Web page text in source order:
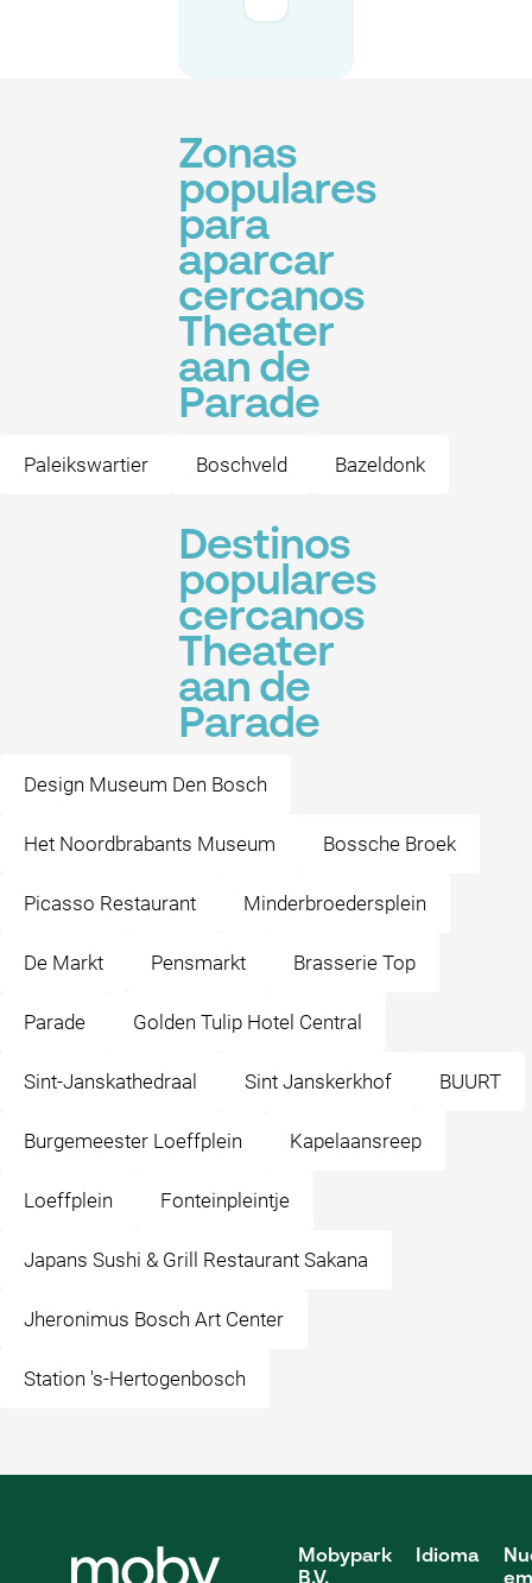
Zonas
populares
para
aparcar
cercanos
Theater
aan de
Parade
Paleikswartier Boschveld Bazeldonk
Destinos
populares
cercanos
Theater
aan de
Parade
Design Museum Den Bosch
Het Noordbrabants Museum Bossche Broek
Picasso Restaurant Minderbroedersplein
De Markt Pensmarkt Brasserie Top
Parade Golden Tulip Hotel Central
Sint-Janskathedraal Sint Janskerkhof BUURT
Burgemeester Loeffplein Kapelaansreep
Loeffplein Fonteinpleintje
Japans Sushi & Grill Restaurant Sakana
Jheronimus Bosch Art Center
Station 's-Hertogenbosch
Mobypark
Idioma